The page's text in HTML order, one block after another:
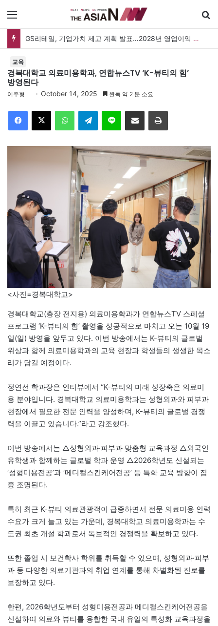
메뉴
GS리테일, 기업가치 제고 계획 발표…2028년 영업이익 3,800억 원 목표
교육
경복대학교 의료미용학과, 연합뉴스TV ‘K-뷰티의 힘’
방영된다
이주형 October 14, 2025 완독 약 2 분 소요
Facebook
X WhatsAppTelegramLine 이메일 인쇄
<사진=경복대학교>
경복대학교(총장 전지용) 의료미용학과가 연합뉴스TV 스페셜
프로그램 ‘K-뷰티의 힘’ 촬영을 성공적으로 마치고 오는 10월 19
일(일) 방영을 앞두고 있다. 이번 방송에서는 K-뷰티의 글로벌
위상과 함께 의료미용학과의 교육 현장과 학생들의 생생한 목소
리가 담길 예정이다.
정연선 학과장은 인터뷰에서 “K-뷰티의 미래 성장축은 의료미
용 분야입니다. 경복대학교 의료미용학과는 성형외과와 피부과
현장에서 필요한 전문 인력을 양성하며, K-뷰티의 글로벌 경쟁
력을 이끌고 있습니다.”라고 강조했다.
이번 방송에서는 △성형외과·피부과 맞춤형 교육과정 △외국인
유학생과 함께하는 글로벌 학과 운영 △2026학년도 신설되는
‘성형미용전공’과 ‘메디컬스킨케어전공’ 등 특화 교육 방향이 집
중 조명된다.
특히 최근 K-뷰티 의료관광객이 급증하면서 전문 의료미용 인력
수요가 크게 늘고 있는 가운데, 경복대학교 의료미용학과는 수
도권 최초 개설 학과로서 독보적인 경쟁력을 확보하고 있다.
또한 졸업 시 보건학사 학위를 취득할 수 있으며, 성형외과·피부
과 등 다양한 의료기관과의 취업 연계를 통해 차별화된 진로를
보장하고 있다.
한편, 2026학년도부터 성형미용전공과 메디컬스킨케어전공을
신설하여 의료와 뷰티를 융합한 국내 유일의 특성화 교육과정을